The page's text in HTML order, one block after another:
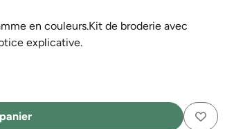
en couleurs.Kit de broderie avec
explicative.